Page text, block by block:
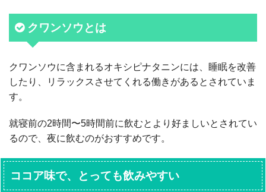
クワンソウとは
クワンソウに含まれるオキシピナタニンには、睡眠を改善
したり、リラックスさせてくれる働きがあるとされていま
す。
就寝前の2時間〜5時間前に飲むとより好ましいとされてい
るので、夜に飲むのがおすすめです。
ココア味で、とっても飲みやすい